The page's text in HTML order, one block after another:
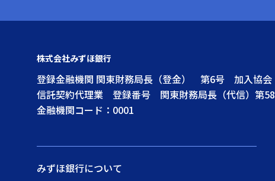
株式会社みずほ銀行
登録金融機関 関東財務局長（登金） 第6号 加入協会
信託契約代理業 登録番号 関東財務局長（代信）第
金融機関コード：0001
みずほ銀行について